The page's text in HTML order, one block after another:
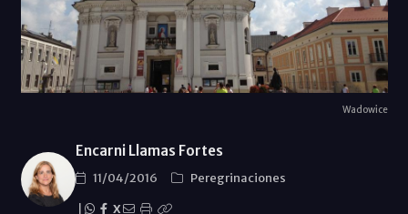
Wadowice
Encarni Llamas Fortes
11/04/2016
Peregrinaciones
X